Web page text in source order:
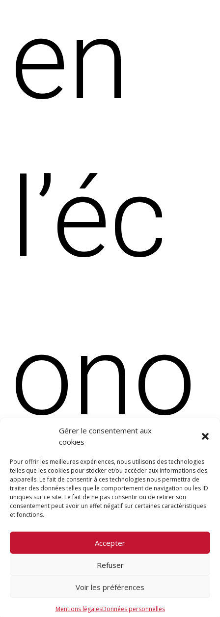
Gérer le consentement aux
cookies
Pour offrir les meilleures expériences, nous utilisons des technologies
telles que les cookies pour stocker et/ou accéder aux informations des
appareils. Le fait de consentir à ces technologies nous permettra de
traiter des données telles que le comportement de navigation ou les ID
uniques sur ce site. Le fait de ne pas consentir ou de retirer son
consentement peut avoir un effet négatif sur certaines caractéristiques
et fonctions.
Accepter
Refuser
Voir les préférences
Mentions légalesDonnées personnelles
en
l’éc
ono
mie